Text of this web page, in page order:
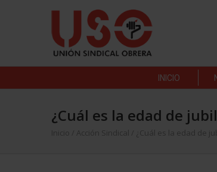
INICIO
¿Cuál es la edad de
Inicio Acción Sindical ¿Cuál es la edad de